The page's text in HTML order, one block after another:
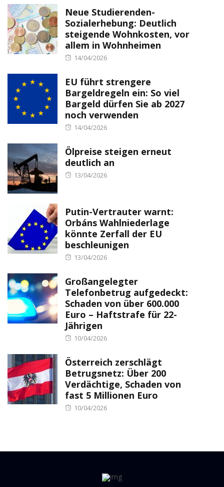
Neue Studierenden-
Sozialerhebung: Deutlich
steigende Wohnkosten, vor
allem in Wohnheimen
Posted
14/04/2026
EU führt strengere
Bargeldregeln ein: So viel
Bargeld dürfen Sie ab 2027
noch verwenden
Posted
14/04/2026
Ölpreise steigen erneut
deutlich an
Posted
13/04/2026
Putin-Vertrauter warnt:
Orbáns Wahlniederlage
könnte Zerfall der EU
beschleunigen
Posted
13/04/2026
Großangelegter
Telefonbetrug aufgedeckt:
Schaden von über 600.000
Euro – Haftstrafe für 22-
Jährigen
Posted
10/04/2026
Österreich zerschlägt
Betrugsnetz: Über 200
Verdächtige, Schaden von
fast 5 Millionen Euro
Posted
10/04/2026